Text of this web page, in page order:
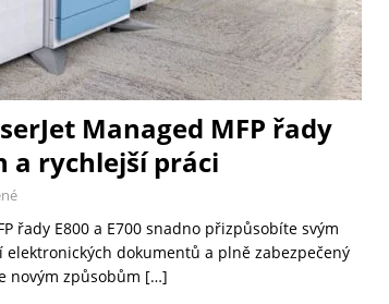
Managed MFP řady
a rychlejší práci
řady E800 a E700 snadno přizpůsobíte svým
dokumentů a plně zabezpečený
novým způsobům […]